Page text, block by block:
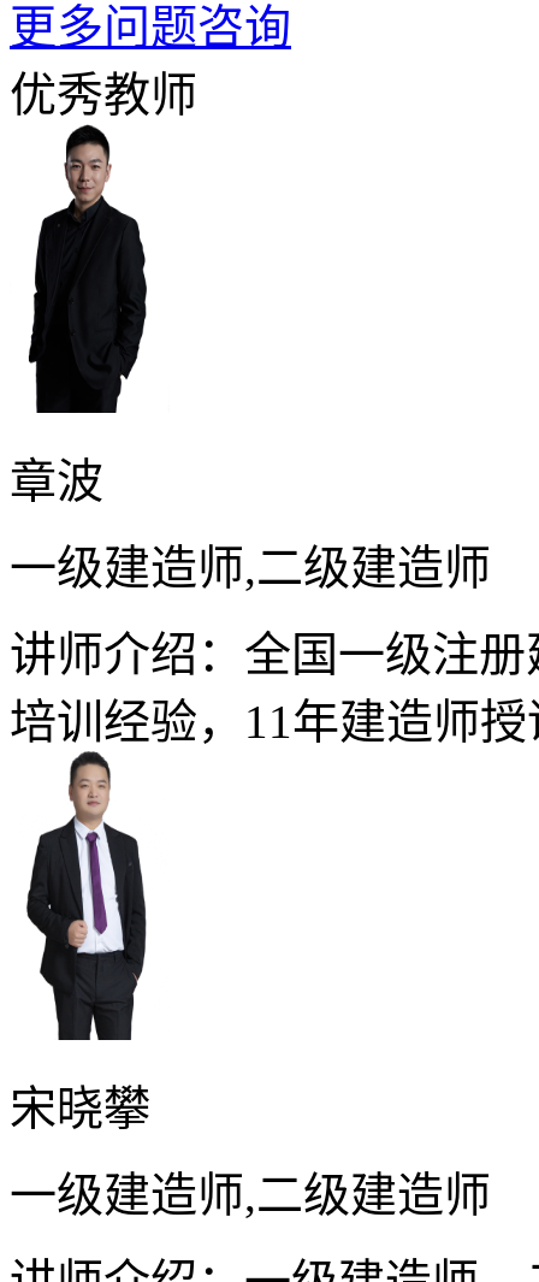
更多问题咨询
优秀教师
章波
一级建造师,二级建造师
讲师介绍：全国一级注
培训经验，11年建造师
宋晓攀
一级建造师,二级建造师